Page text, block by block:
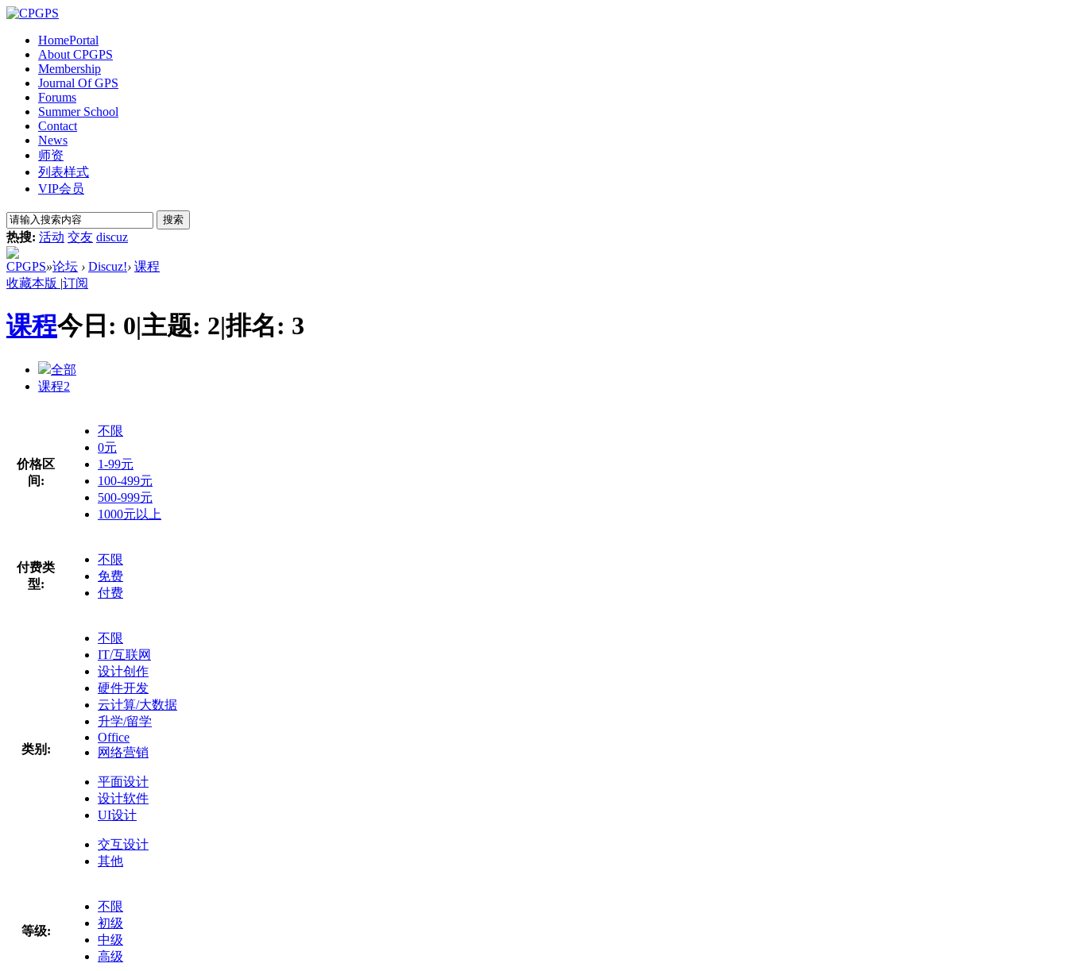
HomePortal
About CPGPS
Membership
Journal Of GPS
Forums
Summer School
Contact
News
师资
列表样式
VIP会员
搜索
热搜: 活动 交友 discuz
CPGPS»论坛 › Discuz!› 课程
收藏本版 |订阅
课程今日: 0|主题: 2|排名: 3
全部
课程2
价格区
间:
不限
0元
1-99元
100-499元
500-999元
1000元以上
付费类
型:
不限
免费
付费
类别:
不限
IT/互联网
设计创作
硬件开发
云计算/大数据
升学/留学
Office
网络营销
平面设计
设计软件
UI设计
交互设计
其他
等级:
不限
初级
中级
高级